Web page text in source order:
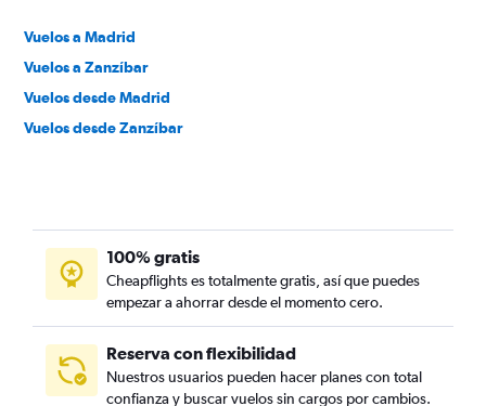
Vuelos a Madrid
Vuelos a Zanzíbar
Vuelos desde Madrid
Vuelos desde Zanzíbar
100% gratis
Cheapflights es totalmente gratis, así que puedes
empezar a ahorrar desde el momento cero.
Reserva con flexibilidad
Nuestros usuarios pueden hacer planes con total
confianza y buscar vuelos sin cargos por cambios.